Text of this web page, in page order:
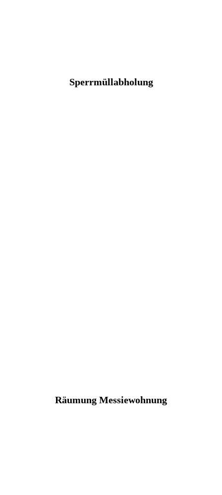
Sperrmüllabholung
Räumung Messiewohnung